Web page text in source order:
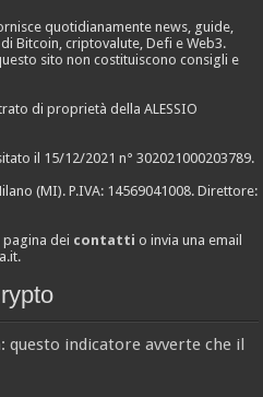
quotidianamente news, guide,
Bitcoin, criptovalute, Defi e Web3.
sito non costituiscono consigli e
di proprietà della ALESSIO
il 15/12/2021 n° 302021000203789.
(MI). P.IVA: 14569041008. Direttore:
pagina dei contatti o invia una email
.
questo indicatore avverte che il